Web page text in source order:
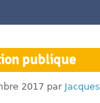
publique
2017 par Jacques